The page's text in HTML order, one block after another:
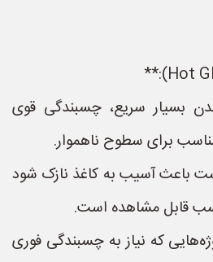
بسیار سریع، چسبندگی قوی
برای سطوح ناهموار.
باعث آسیب به کاغذ نازک شود
قابل مشاهده است.
که نیاز به چسبندگی فوری